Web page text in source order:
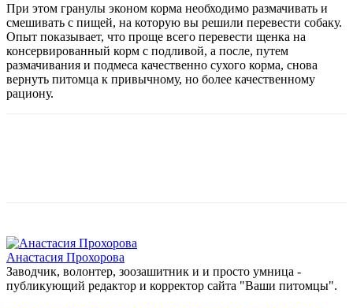
При этом гранулы эконом корма необходимо размачивать и
смешивать с пищей, на которую вы решили перевести собаку.
Опыт показывает, что проще всего перевести щенка на
консервированный корм с подливой, а после, путем
размачивания и подмеса качественно сухого корма, снова
вернуть питомца к привычному, но более качественному
рациону.
Анастасия Прохорова
Заводчик, волонтер, зоозашитник и и просто умница -
публикующий редактор и корректор сайта "Ваши питомцы".